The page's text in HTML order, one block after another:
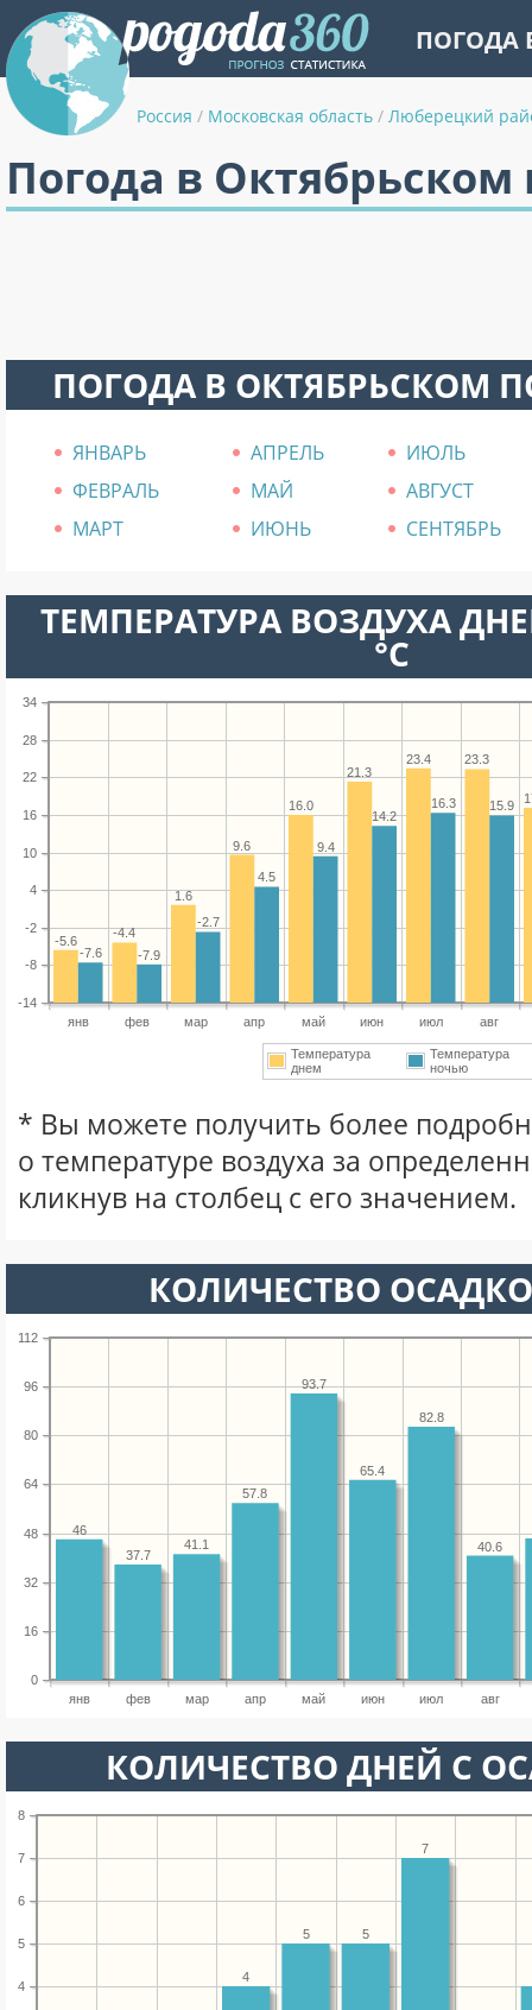
ПОГОДА
Россия / Московская область / Люберецкий
Погода в
ПОГОДА В ОКТЯБРЬСКОМ
ЯНВАРЬ АПРЕЛЬ
ИЮЛЬ
ФЕВРАЛЬ
МАЙ
АВГУСТ
МАРТ
ИЮНЬ СЕНТЯБРЬ
ТЕМПЕРАТУРА ВОЗДУХА
°C
янв фев мар апр май июн июл авг
-14
-8
-2
4
10
16
22
28
34
23.3
23.4
21.3
16.0
9.6
1.6
-4.4
-5.6
15.9
16.3
14.2
9.4
4.5
-2.7
-7.9
-7.6
Температура
днем
Температура
ночью
* Вы можете получить более
о температуре воздуха за
кликнув на столбец с его значением.
КОЛИЧЕСТВО
янв фев мар апр май июн июл авг
0
16
32
48
64
80
96
112
40.6
82.8
65.4
93.7
57.8
41.1
37.7
46
КОЛИЧЕСТВО ДНЕЙ С
4
5
6
7
8
7
5
5
4